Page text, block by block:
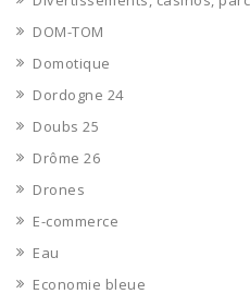
DOM-TOM
Domotique
Dordogne 24
Doubs 25
Drôme 26
Drones
E-commerce
Eau
Economie bleue